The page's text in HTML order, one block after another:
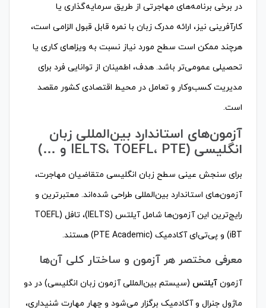
در برخی برنامه‌های مهاجرتی از طریق سرمایه‌گذاری یا
کارآفرینی نیز، ارائه مدرک زبان با نمره قابل قبول الزامی است،
هرچند ممکن است سطح مورد نیاز نسبت به ویزاهای کاری یا
تحصیلی عمومی‌تر باشد. هدف، اطمینان از توانایی فرد برای
مدیریت کسب‌وکار و تعامل در محیط اقتصادی کشور مقصد
است.
آزمون‌های استاندارد بین‌المللی زبان
انگلیسی (IELTS، TOEFL، PTE و …)
برای سنجش عینی سطح زبان انگلیسی متقاضیان مهاجرت،
آزمون‌های استاندارد بین‌المللی طراحی شده‌اند. معتبرترین و
رایج‌ترین این آزمون‌ها شامل آیلتس (IELTS)، تافل (TOEFL
iBT) و پی‌تی‌ای آکادمیک (PTE Academic) هستند.
معرفی مختصر هر آزمون و ساختار کلی آن‌ها
آزمون آیلتس (سیستم بین‌المللی آزمون زبان انگلیسی) در دو
ماژول جنرال و آکادمیک برگزار می‌شود و چهار مهارت شنیداری،